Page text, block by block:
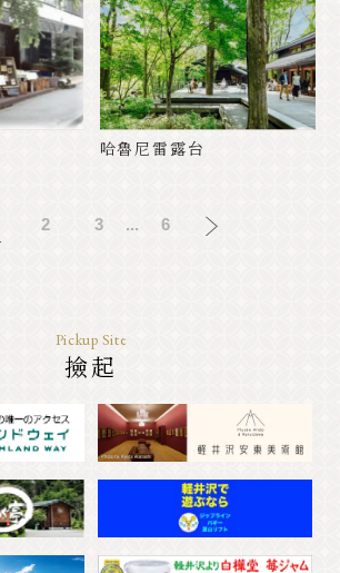
哈魯尼雷露台
2 3 ... 6
Pickup Site
撿起